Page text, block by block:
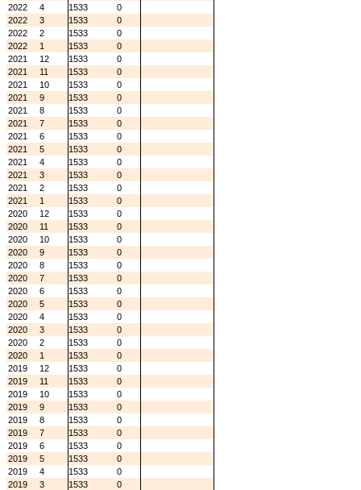
2022
4 1533
0
2022
3 1533
0
2022
2 1533
0
2022
1 1533
0
2021
12 1533
0
2021
11 1533
0
2021
10 1533
0
2021
9 1533
0
2021
8 1533
0
2021
7 1533
0
2021
6 1533
0
2021
5 1533
0
2021
4 1533
0
2021
3 1533
0
2021
2 1533
0
2021
1 1533
0
2020
12 1533
0
2020
11 1533
0
2020
10 1533
0
2020
9 1533
0
2020
8 1533
0
2020
7 1533
0
2020
6 1533
0
2020
5 1533
0
2020
4 1533
0
2020
3 1533
0
2020
2 1533
0
2020
1 1533
0
2019
12 1533
0
2019
11 1533
0
2019
10 1533
0
2019
9 1533
0
2019
8 1533
0
2019
7 1533
0
2019
6 1533
0
2019
5 1533
0
2019
4 1533
0
2019
3 1533
0